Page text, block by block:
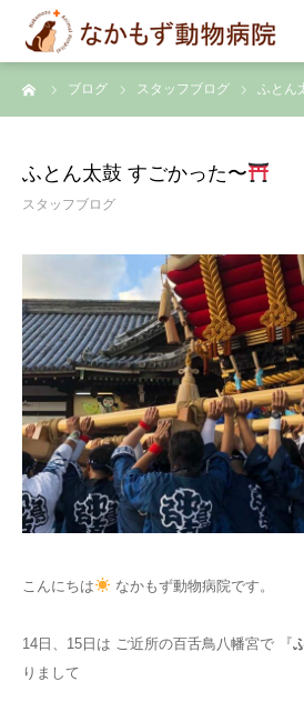
ブログ スタッフブログ ふとん
ふとん太鼓 すごかった〜
スタッフブログ
こんにちは なかもず動物病院です。
14日、15日は ご近所の百舌鳥八幡宮で 『
りまして
TOP
院内の様子
アクセス
お問合せ･求人